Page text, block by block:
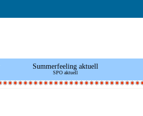
Summerfeeling aktuell
SPO aktuell